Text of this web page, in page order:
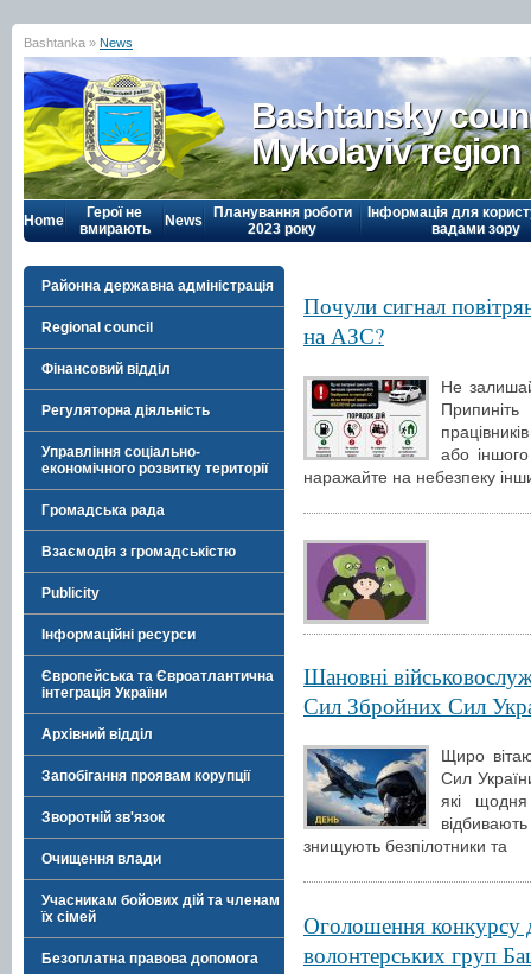
Bashtanka » News
Bashtansky
Mykolayiv region
Home
Герої не
вмирають
News
Планування роботи
2023 року
Інформація для
вадами зору
Районна державна адміністрація
Regional council
Фінансовий відділ
Регуляторна діяльність
Управління соціально-
економічного розвитку території
Громадська рада
Взаємодія з громадськістю
Publicity
Інформаційні ресурси
Європейська та Євроатлантична
інтеграція України
Архівний відділ
Запобігання проявам корупції
Зворотній зв'язок
Очищення влади
Учасникам бойових дій та членам
їх сімей
Безоплатна правова допомога
Почули сигнал
на АЗС?
Не
або
наражайте на небезпеку
Шановні
Сил Збройних Сил
Щиро
Сил
які щодня
знищують безпілотники та
Оголошення конкурсу
волонтерських груп